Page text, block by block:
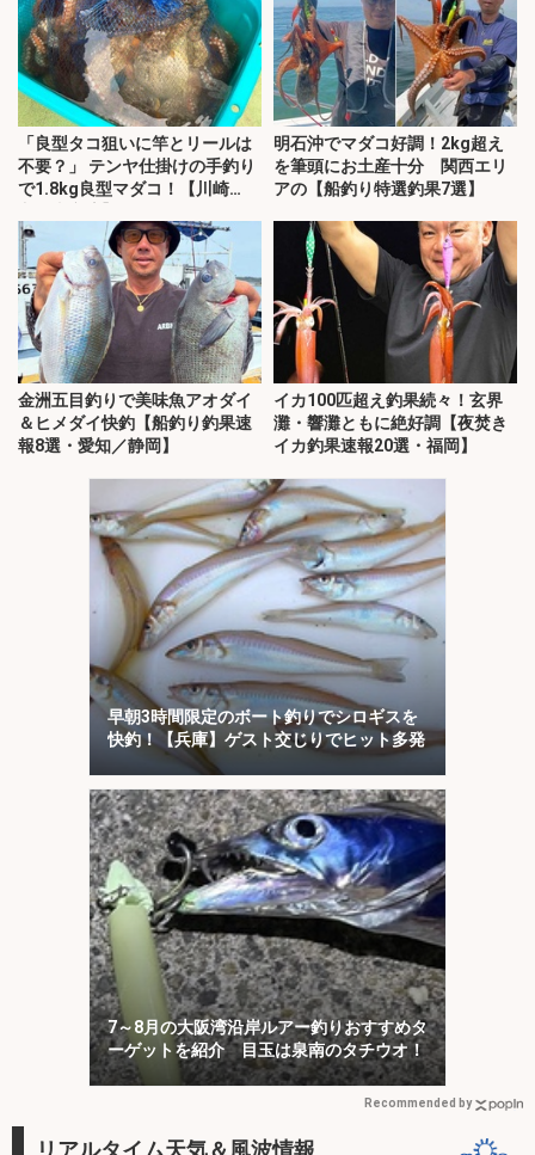
「良型タコ狙いに竿とリールは
不要？」 テンヤ仕掛けの手釣り
で1.8kg良型マダコ！【川崎
明石沖でマダコ好調！2kg超え
を筆頭にお土産十分 関西エリ
アの【船釣り特選釣果7選】
金洲五目釣りで美味魚アオダイ
＆ヒメダイ快釣【船釣り釣果速
報8選・愛知／静岡】
イカ100匹超え釣果続々！玄界
灘・響灘ともに絶好調【夜焚き
イカ釣果速報20選・福岡】
早朝3時間限定のボート釣りでシロギスを
快釣！【兵庫】ゲスト交じりでヒット多発
7～8月の大阪湾沿岸ルアー釣りおすすめタ
ーゲットを紹介 目玉は泉南のタチウオ！
Recommended by
リアルタイム天気＆風波情報